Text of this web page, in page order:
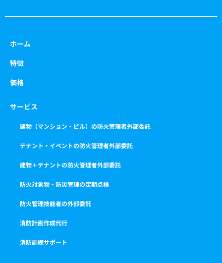
ホーム
特徴
価格
サービス
建物（マンション・ビル）の防火管理者外部委託
テナント・イベントの防火管理者外部委託
建物＋テナントの防火管理者外部委託
防火対象物・防災管理の定期点検
防火管理技能者の外部委託
消防計画作成代行
消防訓練サポート